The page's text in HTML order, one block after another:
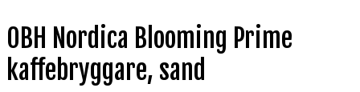
OBH Nordica Blooming Prime
kaffebryggare, sand